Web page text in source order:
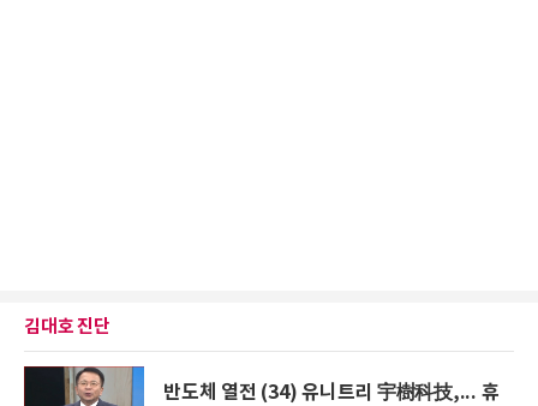
김대호 진단
반도체 열전 (34) 유니트리 宇樹科技,... 휴